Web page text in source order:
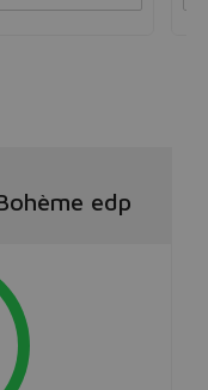
edp